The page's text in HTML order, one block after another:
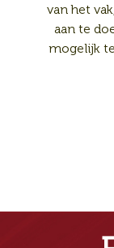
van het
aan te
mogelijk